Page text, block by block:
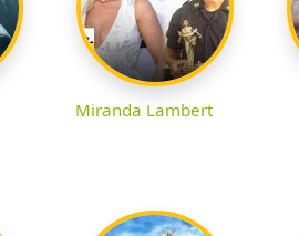
Miranda Lambert